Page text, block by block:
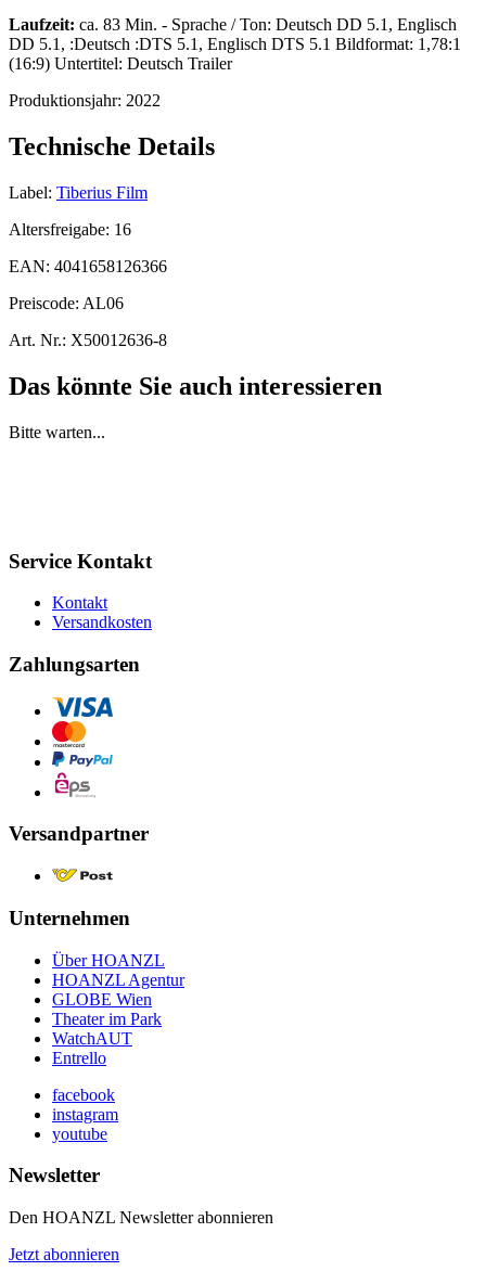
Laufzeit: ca. 83 Min. - Sprache / Ton: Deutsch DD 5.1, Englisch
DD 5.1, :Deutsch :DTS 5.1, Englisch DTS 5.1 Bildformat: 1,78:1
(16:9) Untertitel: Deutsch Trailer
Produktionsjahr: 2022
Technische Details
Label: Tiberius Film
Altersfreigabe: 16
EAN: 4041658126366
Preiscode: AL06
Art. Nr.: X50012636-8
Das könnte Sie auch interessieren
Bitte warten...
Service Kontakt
Kontakt
Versandkosten
Zahlungsarten
Versandpartner
Unternehmen
Über HOANZL
HOANZL Agentur
GLOBE Wien
Theater im Park
WatchAUT
Entrello
facebook
instagram
youtube
Newsletter
Den HOANZL Newsletter abonnieren
Jetzt abonnieren